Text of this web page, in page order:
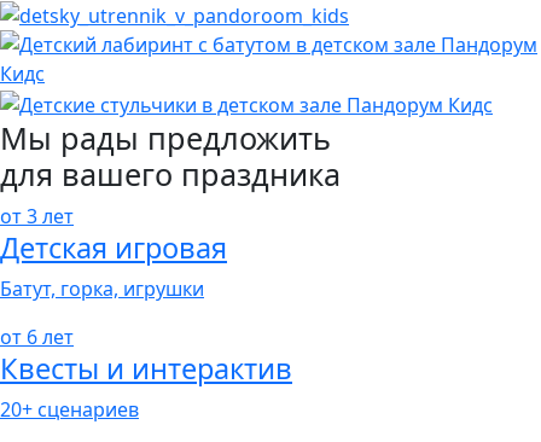
Мы рады предложить
для вашего праздника
от 3 лет
Детская игровая
Батут, горка, игрушки
от 6 лет
Квесты и интерактив
20+ сценариев